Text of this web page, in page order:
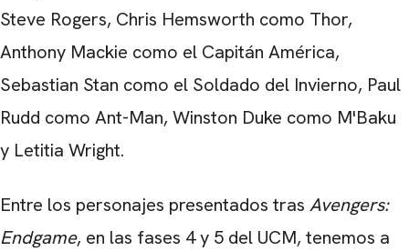
Steve Rogers, Chris Hemsworth como Thor,
Anthony Mackie como el Capitán América,
Sebastian Stan como el Soldado del Invierno, Paul
Rudd como Ant-Man, Winston Duke como M'Baku
y Letitia Wright.
Entre los personajes presentados tras Avengers:
Endgame, en las fases 4 y 5 del UCM, tenemos a